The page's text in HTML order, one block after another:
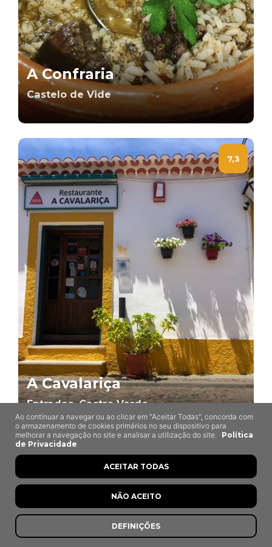
A Confraria
Castelo de Vide
7,3
A Cavalariça
Entradas, Castro Verde
Ao continuar a navegar ou ao clicar em "Aceitar Todas", concorda com
o armazenamento de cookies primários no seu dispositivo para
melhorar a navegação no site e analisar a utilização do site.
Política
de Privacidade
DEFINIÇÕES
NÃO ACEITO
ACEITAR TODAS